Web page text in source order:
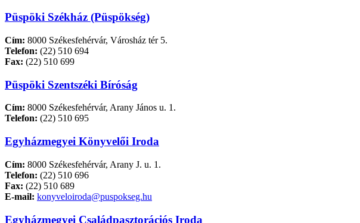
Püspöki Székház (Püspökség)
Cím: 8000 Székesfehérvár, Városház tér 5.
Telefon: (22) 510 694
Fax: (22) 510 699
Püspöki Szentszéki Bíróság
Cím: 8000 Székesfehérvár, Arany János u. 1.
Telefon: (22) 510 695
Egyházmegyei Könyvelői Iroda
Cím: 8000 Székesfehérvár, Arany J. u. 1.
Telefon: (22) 510 696
Fax: (22) 510 689
E-mail: konyveloiroda@puspokseg.hu
Egyházmegyei Családpasztorációs Iroda